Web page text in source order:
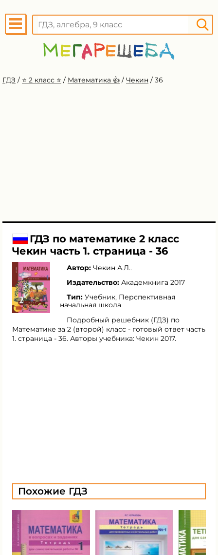
ГДЗ / ⭐️ 2 класс ⭐️ / Математика 👍 / Чекин / 36
ГДЗ по математике 2 класс
Чекин часть 1. страница - 36
Автор: Чекин А.Л..
Издательство: Академкнига 2017
Тип: Учебник, Перспективная
начальная школа
Подробный решебник (ГДЗ) по
Математике за 2 (второй) класс - готовый ответ часть
1. страница - 36. Авторы учебника: Чекин 2017.
Похожие ГДЗ